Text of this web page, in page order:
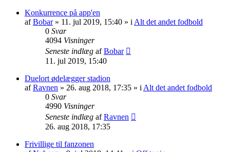
Konkurrence på app'en
afBobar» 11. jul 2019, 15:40 » i Alt det andet fodbold
0 Svar
4094 Visninger
Seneste indlæg afBobar
11. jul 2019, 15:40
Duelort ødelægger stadion
afRavnen » 26. aug 2018, 17:35 » i Alt det andet fodbold
0 Svar
4990 Visninger
Seneste indlæg afRavnen
26. aug 2018, 17:35
Frivillige til fanzonen